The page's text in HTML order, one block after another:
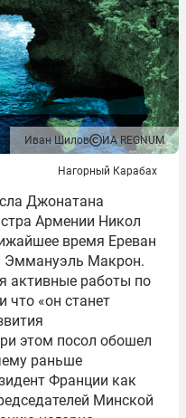
Иван Шилов ИА REGNUM
Нагорный Карабах
Джонатана
Армении Никол
время Ереван
Эммануэль Макрон.
активные работы по
что «он станет
этом посол обошел
раньше
Франции как
Минской